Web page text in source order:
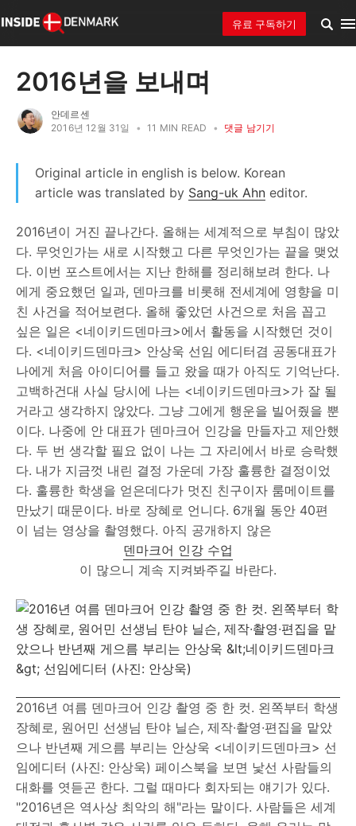
유료 구독하기
2016년을 보내며
안데르센
2016년 12월 31일
• 11 MIN READ • 댓글 남기기
Original article in english is below. Korean
article was translated by Sang-uk Ahneditor.
2016년이 거진 끝나간다. 올해는 세계적으로 부침이 많았
다. 무엇인가는 새로 시작했고 다른 무엇인가는 끝을 맺었
다. 이번 포스트에서는 지난 한해를 정리해보려 한다. 나
에게 중요했던 일과, 덴마크를 비롯해 전세계에 영향을 미
친 사건을 적어보련다. 올해 좋았던 사건으로 처음 꼽고
싶은 일은 <네이키드덴마크>에서 활동을 시작했던 것이
다. <네이키드덴마크> 안상욱 선임 에디터겸 공동대표가
나에게 처음 아이디어를 들고 왔을 때가 아직도 기억난다.
고백하건대 사실 당시에 나는 <네이키드덴마크>가 잘 될
거라고 생각하지 않았다. 그냥 그에게 행운을 빌어줬을 뿐
이다. 나중에 안 대표가 덴마크어 인강을 만들자고 제안했
다. 두 번 생각할 필요 없이 나는 그 자리에서 바로 승락했
다. 내가 지금껏 내린 결정 가운데 가장 훌륭한 결정이었
다. 훌륭한 학생을 얻은데다가 멋진 친구이자 룸메이트를
만났기 때문이다. 바로 장혜로 언니다. 6개월 동안 40편
이 넘는 영상을 촬영했다. 아직 공개하지 않은
덴마크어 인강 수업
이 많으니 계속 지켜봐주길 바란다.
2016년 여름 덴마크어 인강 촬영 중 한 컷. 왼쪽부터 학생
장혜로, 원어민 선생님 탄야 닐슨, 제작∙촬영∙편집을 맡았
으나 반년째 게으름 부리는 안상욱 <네이키드덴마크> 선
임에디터 (사진: 안상욱) 페이스북을 보면 낯선 사람들의
대화를 엿듣곤 한다. 그럴 때마다 회자되는 얘기가 있다.
"2016년은 역사상 최악의 해"라는 말이다. 사람들은 세계